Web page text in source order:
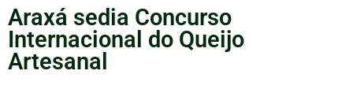
Araxá sedia Concurso
Internacional do Queijo
Artesanal